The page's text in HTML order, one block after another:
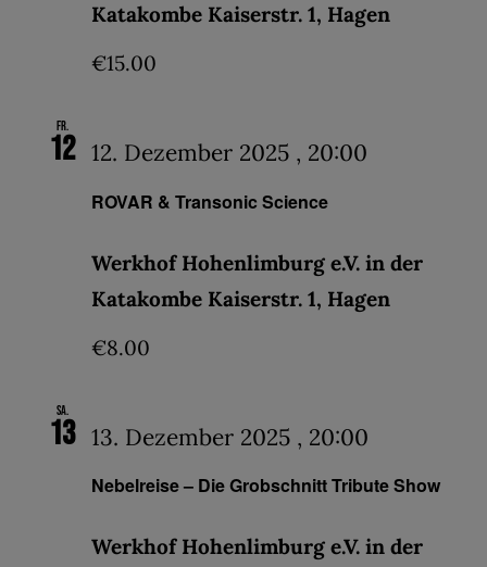
Katakombe Kaiserstr. 1, Hagen
€15.00
Fr.
12
ROVAR & Transonic Science
12. Dezember 2025 , 20:00
Werkhof Hohenlimburg e.V. in der
Katakombe Kaiserstr. 1, Hagen
€8.00
Sa.
13
Nebelreise – Die Grobschnitt Tribute Show
13. Dezember 2025 , 20:00
Werkhof Hohenlimburg e.V. in der